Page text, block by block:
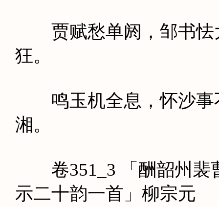
贾赋愁单阏，邹书怯
狂。
鸣玉机全息，怀沙事
湘。
卷351_3 「酬韶州裴
示二十韵一首」柳宗元